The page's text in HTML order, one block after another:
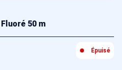
50 m
Épuisé